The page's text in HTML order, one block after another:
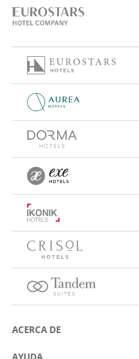
ACERCA DE
Sobre Eurostars Hotel Company
AYUDA